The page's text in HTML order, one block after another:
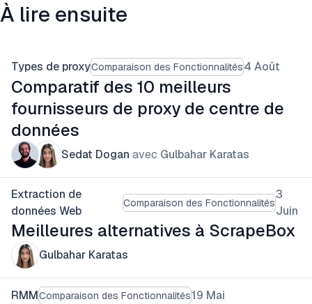
À lire ensuite
Types de proxyComparaison des Fonctionnalités4 Août
Comparatif des 10 meilleurs
fournisseurs de proxy de centre de
données
Sedat Dogan avec Gulbahar Karatas
Extraction de
données Web
Comparaison des Fonctionnalités
3
Juin
Meilleures alternatives à ScrapeBox
Gulbahar Karatas
RMMComparaison des Fonctionnalités19 Mai